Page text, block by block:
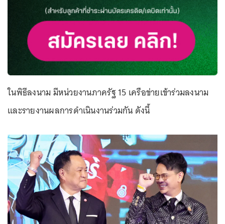
ในพิธีลงนาม มีหน่วยงานภาครัฐ 15 เครือข่ายเข้าร่วมลงนาม
และรายงานผลการดำเนินงานร่วมกัน ดังนี้